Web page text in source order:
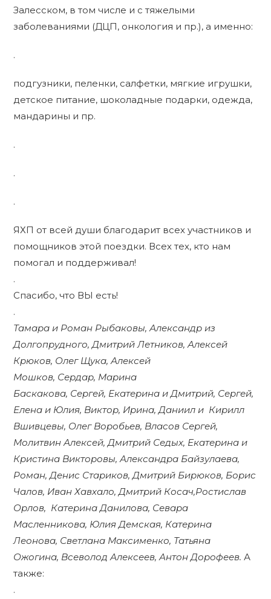
Залесском, в том числе и с тяжелыми
заболеваниями (ДЦП, онкология и пр.), а именно:
.
подгузники, пеленки, салфетки, мягкие игрушки,
детское питание, шоколадные подарки, одежда,
мандарины и пр.
.
.
.
ЯХП от всей души благодарит всех участников и
помощников этой поездки. Всех тех, кто нам
помогал и поддерживал!
.
Спасибо, что ВЫ есть!
.
Тамара и Роман Рыбаковы, Александр из
Долгопрудного, Дмитрий Летников, Алексей
Крюков, Олег Щука, Алексей
Мошков, Сердар, Марина
Баскакова, Сергей, Екатерина и Дмитрий, Сергей,
Елена и Юлия, Виктор, Ирина, Даниил и Кирилл
Вшивцевы, Олег Воробьев, Власов Сергей,
Молитвин Алексей, Дмитрий Седых, Екатерина и
Кристина Викторовы, Александра Байзулаева,
Роман, Денис Стариков,Дмитрий Бирюков, Борис
Чалов, Иван Хавхало, Дмитрий Косач,Ростислав
Орлов, Катерина Данилова, Севара
Масленникова, Юлия Демская, Катерина
Леонова, Светлана Максименко, Татьяна
Ожогина, Всеволод Алексеев, Антон Дорофеев.А
также:
.